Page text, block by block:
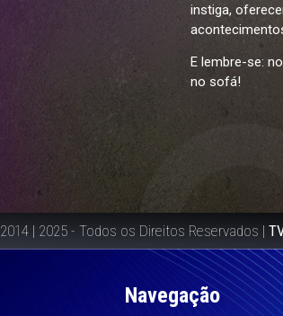
instiga,
E lembre-se:
no sofá!
2014 | 2025 - Todos os Direitos Reservados |
Navegação